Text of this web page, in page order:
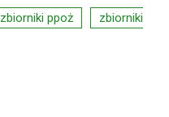
zbiorniki ppoż
zbiorniki